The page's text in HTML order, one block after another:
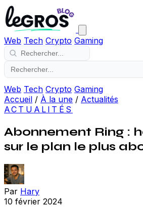
Web Tech Crypto Gaming
Web Tech Crypto Gaming
Accueil / À la une / Actualités
ACTUALITÉS
Abonnement Ring :
sur le plan le plus
Par Hary
10 février 2024